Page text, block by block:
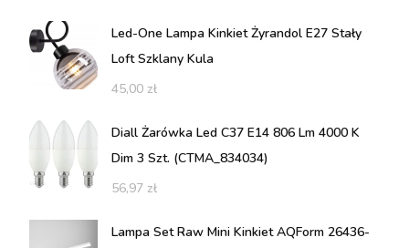
Led-One Lampa Kinkiet Żyrandol E27 Stały
Loft Szklany Kula
45,00 zł
Diall Żarówka Led C37 E14 806 Lm 4000 K
Dim 3 Szt. (CTMA_834034)
56,97 zł
Lampa Set Raw Mini Kinkiet AQForm 26436-